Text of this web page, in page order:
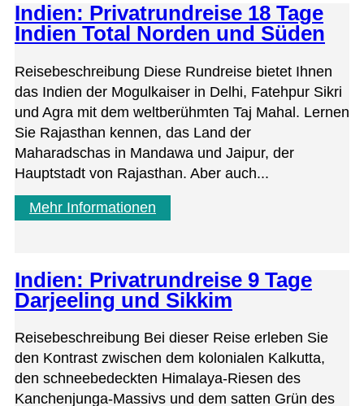
Indien: Privatrundreise 18 Tage
Indien Total Norden und Süden
Reisebeschreibung Diese Rundreise bietet Ihnen
das Indien der Mogulkaiser in Delhi, Fatehpur Sikri
und Agra mit dem weltberühmten Taj Mahal. Lernen
Sie Rajasthan kennen, das Land der
Maharadschas in Mandawa und Jaipur, der
Hauptstadt von Rajasthan. Aber auch...
Mehr Informationen
Indien: Privatrundreise 9 Tage
Darjeeling und Sikkim
Reisebeschreibung Bei dieser Reise erleben Sie
den Kontrast zwischen dem kolonialen Kalkutta,
den schneebedeckten Himalaya-Riesen des
Kanchenjunga-Massivs und dem satten Grün des